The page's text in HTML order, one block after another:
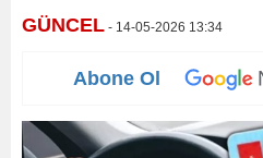
GÜNCEL - 14-05-2026 13:34
Abone Ol